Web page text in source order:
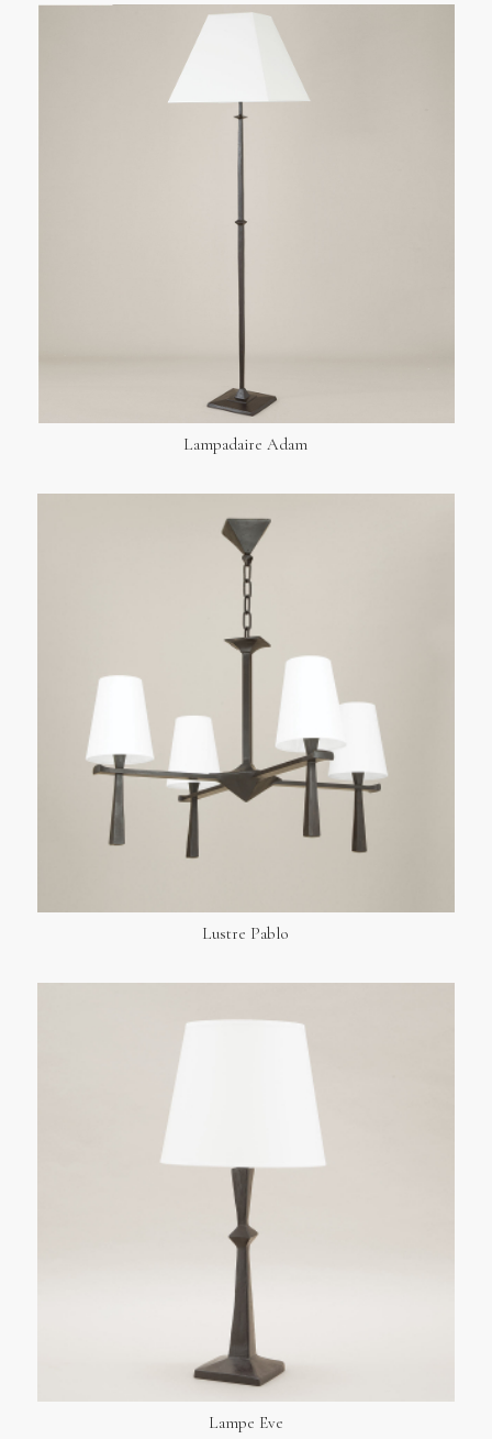
Lampadaire Adam
Lustre Pablo
Lampe Eve